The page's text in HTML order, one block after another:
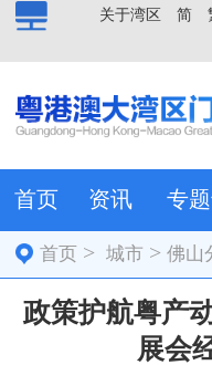
简
关于湾区
首页 资讯 专
首页 >城市 >佛山
政策护航粤产
展会